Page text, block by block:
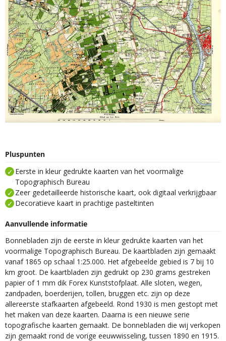
Pluspunten
Eerste in kleur gedrukte kaarten van het voormalige
Topographisch Bureau
Zeer gedetailleerde historische kaart, ook digitaal verkrijgbaar
Decoratieve kaart in prachtige pasteltinten
Aanvullende informatie
Bonnebladen zijn de eerste in kleur gedrukte kaarten van het
voormalige Topographisch Bureau. De kaartbladen zijn gemaakt
vanaf 1865 op schaal 1:25.000. Het afgebeelde gebied is 7 bij 10
km groot. De kaartbladen zijn gedrukt op 230 grams gestreken
papier of 1 mm dik Forex Kunststofplaat. Alle sloten, wegen,
zandpaden, boerderijen, tollen, bruggen etc. zijn op deze
allereerste stafkaarten afgebeeld. Rond 1930 is men gestopt met
het maken van deze kaarten. Daarna is een nieuwe serie
topografische kaarten gemaakt. De bonnebladen die wij verkopen
zijn gemaakt rond de vorige eeuwwisseling, tussen 1890 en 1915.